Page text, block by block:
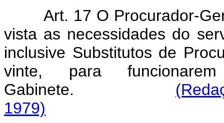
Art. 17 O Procurador-
vista as necessidades do
inclusive Substitutos de
vinte, para
Gabinete.
1979)